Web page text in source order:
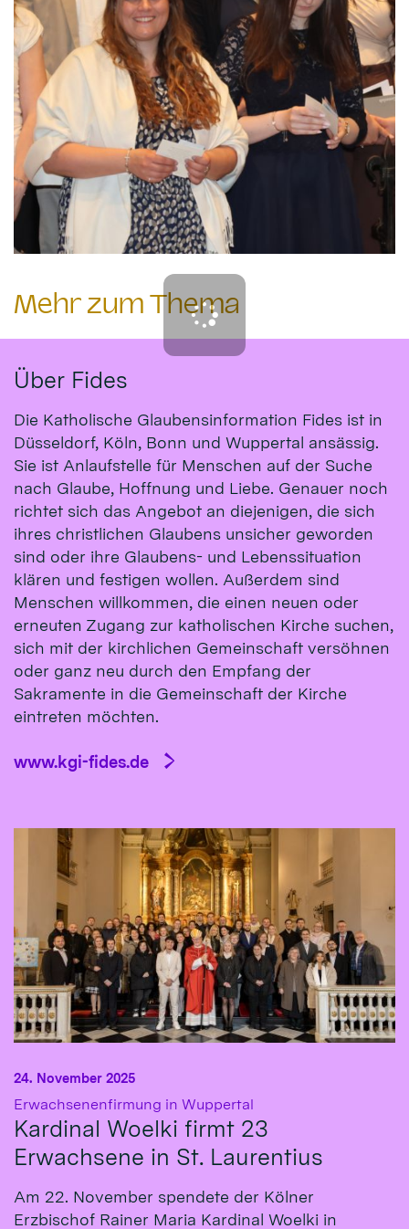
Mehr zum Thema
Über Fides
Die Katholische Glaubensinformation Fides ist in
Düsseldorf, Köln, Bonn und Wuppertal ansässig.
Sie ist Anlaufstelle für Menschen auf der Suche
nach Glaube, Hoffnung und Liebe. Genauer noch
richtet sich das Angebot an diejenigen, die sich
ihres christlichen Glaubens unsicher geworden
sind oder ihre Glaubens- und Lebenssituation
klären und festigen wollen. Außerdem sind
Menschen willkommen, die einen neuen oder
erneuten Zugang zur katholischen Kirche suchen,
sich mit der kirchlichen Gemeinschaft versöhnen
oder ganz neu durch den Empfang der
Sakramente in die Gemeinschaft der Kirche
eintreten möchten.
www.kgi-fides.de
Erwachsenenfirmung in Wuppertal
Kardinal Woelki firmt 23
Erwachsene in St. Laurentius
24. November 2025
Am 22. November spendete der Kölner
Erzbischof Rainer Maria Kardinal Woelki in